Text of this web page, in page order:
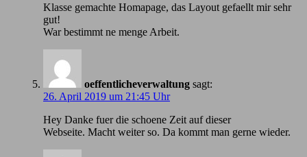
Klasse gemachte Homapage, das Layout gefaellt mir sehr
gut!
War bestimmt ne menge Arbeit.
oeffentlicheverwaltung sagt:
26. April 2019 um 21:45 Uhr
Hey Danke fuer die schoene Zeit auf dieser
Webseite. Macht weiter so. Da kommt man gerne wieder.